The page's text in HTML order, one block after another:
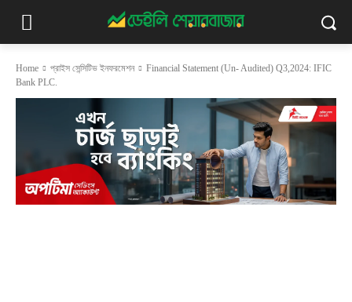
Home প্রাইস সেন্সিটিভ ইনফরমেশন
Financial Statement (Un- Audited) Q3,2024: IFIC
Bank PLC.